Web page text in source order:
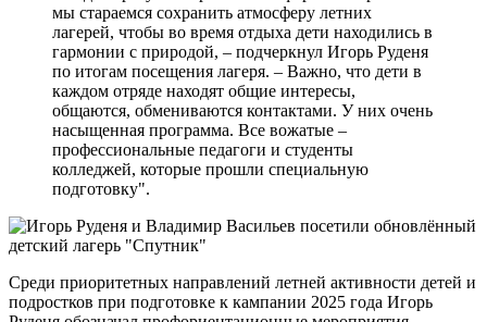
мы стараемся сохранить атмосферу летних
лагерей, чтобы во время отдыха дети находились в
гармонии с природой, – подчеркнул Игорь Руденя
по итогам посещения лагеря. – Важно, что дети в
каждом отряде находят общие интересы,
общаются, обмениваются контактами. У них очень
насыщенная программа. Все вожатые –
профессиональные педагоги и студенты
колледжей, которые прошли специальную
подготовку".
Среди приоритетных направлений летней активности детей и
подростков при подготовке к кампании 2025 года Игорь